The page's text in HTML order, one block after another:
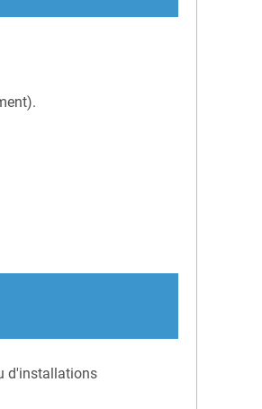
d'installations